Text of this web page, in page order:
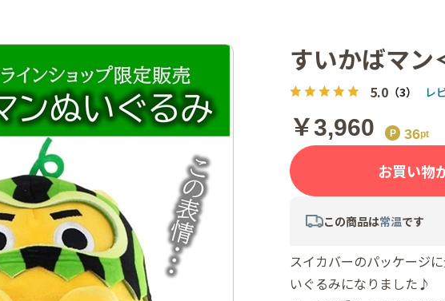
すいかばマ
5.0 （3） レ
￥3,960 36
お買い物
この商品は常温です
スイカバーのパッケージ
いぐるみになりました♪